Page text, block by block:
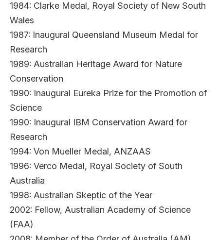
1984: Clarke Medal, Royal Society of New South
Wales
1987: Inaugural Queensland Museum Medal for
Research
1989: Australian Heritage Award for Nature
Conservation
1990: Inaugural Eureka Prize for the Promotion of
Science
1990: Inaugural IBM Conservation Award for
Research
1994: Von Mueller Medal, ANZAAS
1996: Verco Medal, Royal Society of South
Australia
1998: Australian Skeptic of the Year
2002: Fellow, Australian Academy of Science
(FAA)